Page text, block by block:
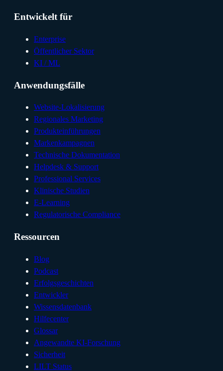
Entwickelt für
Enterprise
Öffentlicher Sektor
KI / ML
Anwendungsfälle
Website-Lokalisierung
Regionales Marketing
Produkteinführungen
Markenkampagnen
Technische Dokumentation
Helpdesk & Support
Professional Services
Klinische Studien
E-Learning
Regulatorische Compliance
Ressourcen
Blog
Podcast
Erfolgsgeschichten
Entwickler
Wissensdatenbank
Hilfecenter
Glossar
Angewandte KI-Forschung
Sicherheit
LILT Status